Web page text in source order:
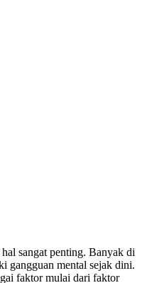
sangat penting. Banyak di
gangguan mental sejak dini.
faktor mulai dari faktor